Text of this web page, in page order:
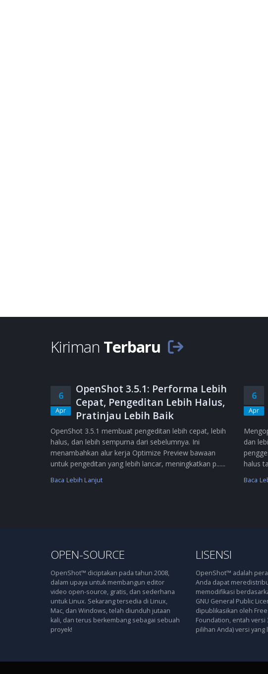
Kiriman Terbaru
6
Apr
OpenShot 3.5.1: Performa Lebih
Cepat, Pengeditan Lebih Halus,
Pratinjau Lebih Baik
OpenShot 3.5.1 membuat pengeditan lebih cepat, lebih
halus, dan lebih sempurna dari sebelumnya. Ini
menambahkan alur kerja Optimize Preview bawaan
untuk pengeditan yang lebih lancar, meningkatkan p......
Baca Lebih Lanjut
6
Apr
dan
halus
Baca
OPEN-SOURCE
OpenShot™ diciptakan pada tahun 2008,
dalam upaya untuk membangun editor
video open-source, gratis, dan sederhana
untuk Linux. Sekarang tersedia di Linux,
Mac, dan Windows, telah diunduh jutaan
kali, dan terus berkembang sebagai sebuah
proyek!
LISENSI
OpenShot™ adalah
Anda dapat
memodifikasi
GNU General Public
dipublikasikan oleh
Foundation, entah versi
pilihan Anda) versi yang